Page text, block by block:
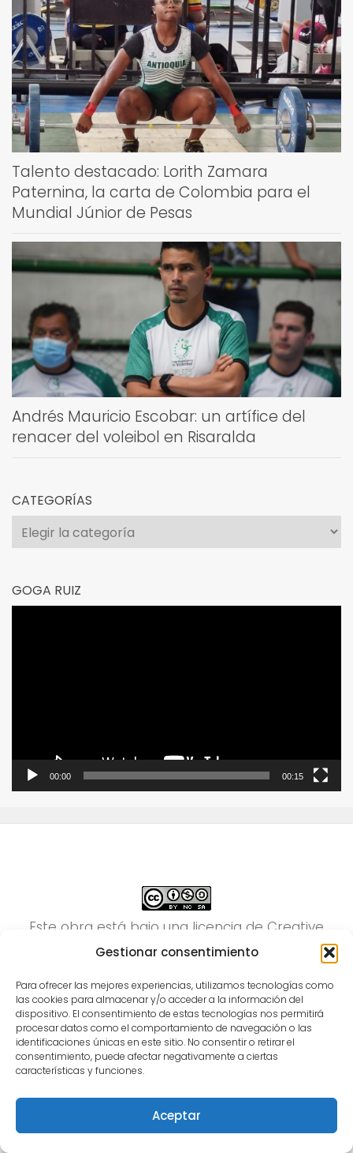
Gestionar consentimiento
Para ofrecer las mejores experiencias, utilizamos tecnologías como
las cookies para almacenar y/o acceder a la información del
dispositivo. El consentimiento de estas tecnologías nos permitirá
procesar datos como el comportamiento de navegación o las
identificaciones únicas en este sitio. No consentir o retirar el
consentimiento, puede afectar negativamente a ciertas
características y funciones.
Aceptar
Talento destacado: Lorith Zamara
Paternina, la carta de Colombia para el
Mundial Júnior de Pesas
Andrés Mauricio Escobar: un artífice del
renacer del voleibol en Risaralda
CATEGORÍAS
Categorías
GOGA RUIZ
00:00 00:15
Este obra está bajo una licencia de Creative
Commons Reconocimiento-NoComercial-
Para comunicarse con Semilleros Deportivos puede
escribir vía correo electrónico a
info@semillerosdeportivos.comó llamar al
número 310 453 9242